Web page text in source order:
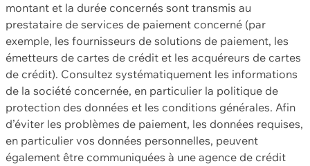
montant et la durée concernés sont transmis au
prestataire de services de paiement concerné (par
exemple, les fournisseurs de solutions de paiement, les
émetteurs de cartes de crédit et les acquéreurs de cartes
de crédit). Consultez systématiquement les informations
de la société concernée, en particulier la politique de
protection des données et les conditions générales. Afin
d’éviter les problèmes de paiement, les données requises,
en particulier vos données personnelles, peuvent
également être communiquées à une agence de crédit